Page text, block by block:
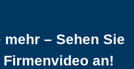
– Sehen Sie
an!